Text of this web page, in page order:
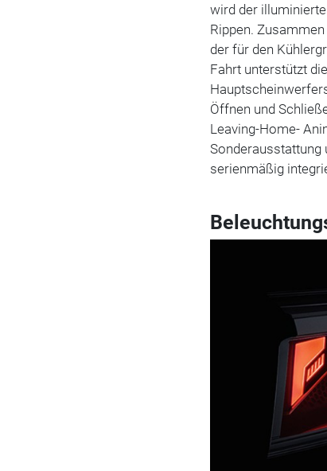
wird der
Rippen.
der für den
Fahrt unterstützt
Öffnen und
Leaving-Home-
Sonderausstattung
serienmäßig